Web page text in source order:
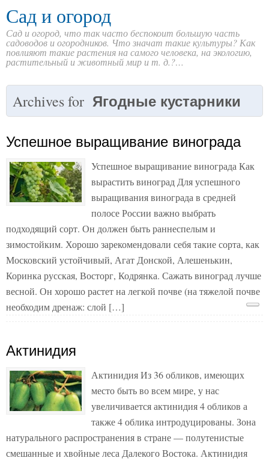
Сад и огород
Сад и огород, что так часто беспокоит большую часть
садоводов и огородников. Что значат такие культуры? Как
повлияют такие растения на самого человека, на экологию,
растительный и животный мир и т. д.?…
Archives for Ягодные кустарники
Успешное выращивание винограда
Успешное выращивание винограда Как
вырастить виноград Для успешного
выращивания винограда в средней
полосе России важно выбрать
подходящий сорт. Он должен быть раннеспелым и
зимостойким. Хорошо зарекомендовали себя такие сорта, как
Московский устойчивый, Агат Донской, Алешенькин,
Коринка русская, Восторг, Кодрянка. Сажать виноград лучше
весной. Он хорошо растет на легкой почве (на тяжелой почве
необходим дренаж: слой […]
Актинидия
Актинидия Из 36 обликов, имеющих
место быть во всем мире, у нас
увеличивается актинидия 4 обликов а
также 4 облика интродуцированы. Зона
натурального распространения в стране — полутенистые
смешанные и хвойные леса Далекого Востока. Актинидия